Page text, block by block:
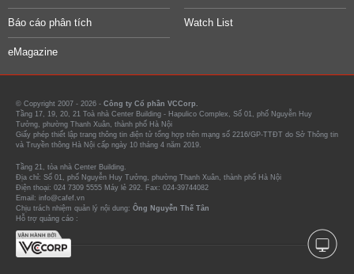
Báo cáo phân tích Watch List
eMagazine
© Copyright 2007 - 2026 - Công ty Cổ phần VCCorp.
Tầng 17, 19, 20, 21 Toà nhà Center Building - Hapulico Complex, Số 01, phố Nguyễn Huy
Tưởng, phường Thanh Xuân, thành phố Hà Nội
Giấy phép thiết lập trang thông tin điện tử tổng hợp trên mạng số 2216/GP-TTĐT do Sở Thông tin
và Truyền thông Hà Nội cấp ngày 10 tháng 4 năm 2019.
Tầng 21, tòa nhà Center Building.
Địa chỉ: Số 01, phố Nguyễn Huy Tưởng, phường Thanh Xuân, thành phố Hà Nội
Điện thoại: 024 7309 5555 Máy lẻ 292. Fax: 024-39744082
Email: info@cafef.vn
Chịu trách nhiệm quản lý nội dung: Ông Nguyễn Thế Tân
Hỗ trợ quảng cáo :